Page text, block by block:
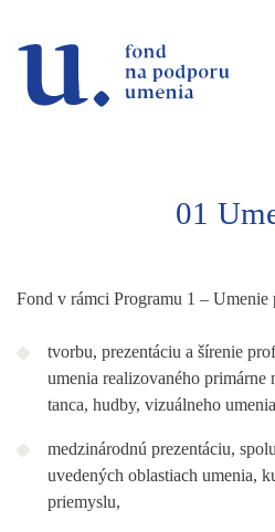
01
Fond v rámci Programu 1 – Umenie
tvorbu, prezentáciu a šírenie
umenia realizovaného primárne
tanca, hudby, vizuálneho
medzinárodnú prezentáciu,
uvedených oblastiach umenia,
priemyslu,